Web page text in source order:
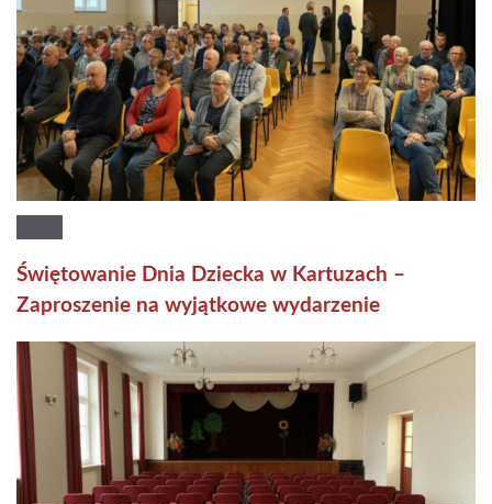
Świętowanie Dnia Dziecka w Kartuzach –
Zaproszenie na wyjątkowe wydarzenie